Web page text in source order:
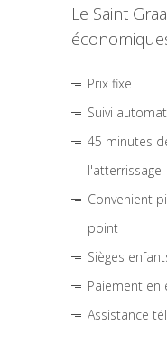
Le Saint
Prix fixe
Suivi
45 minutes
l'atterrissage
Convenient
point
Sièges
Paiement en
Assistance